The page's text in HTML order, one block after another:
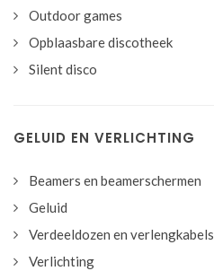
Outdoor games
Opblaasbare discotheek
Silent disco
GELUID EN VERLICHTING
Beamers en beamerschermen
Geluid
Verdeeldozen en verlengkabels
Verlichting